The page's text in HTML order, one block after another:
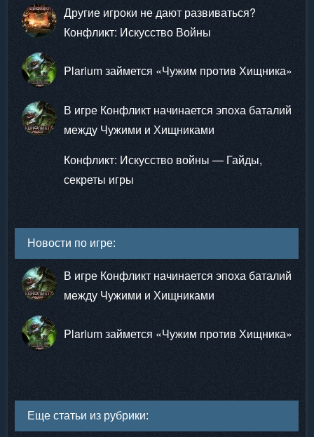
Другие игроки не дают развиваться?
Конфликт: Искусство Войны
Plarium займется «Чужим против Хищника»
В игре Конфликт начинается эпоха баталий
между Чужими и Хищниками
Конфликт: Искусство войны — Гайды,
секреты игры
Новости по игре:
В игре Конфликт начинается эпоха баталий
между Чужими и Хищниками
Plarium займется «Чужим против Хищника»
Еще статьи из рубрики: